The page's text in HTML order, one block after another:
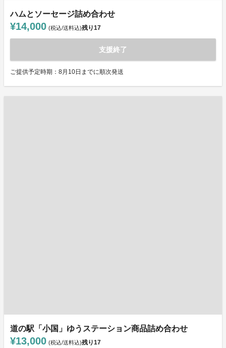
ハムとソーセージ詰め合わせ
¥14,000 (税込/送料込)残り17
支援終了
ご提供予定時期：8月10日までに順次発送
道の駅「小国」ゆうステーション商品詰め合わせ
¥13,000 (税込/送料込)残り17